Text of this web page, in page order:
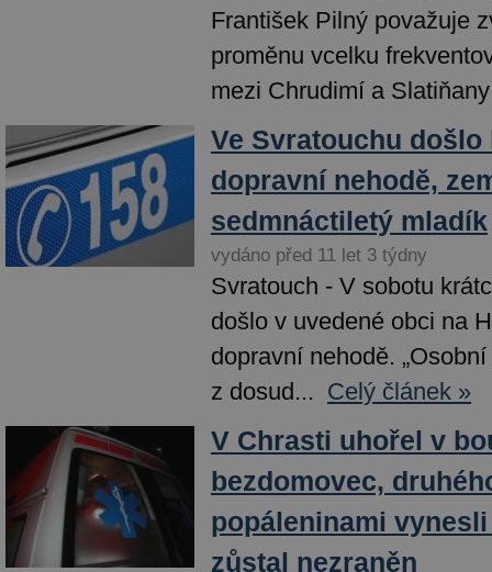
František Pilný považuje
proměnu vcelku
mezi Chrudimí a
Ve Svratouchu
dopravní nehodě,
sedmnáctiletý mladík
vydáno před 11 let 3 týdny
Svratouch - V sobotu
došlo v uvedené obci na
dopravní nehodě.
z dosud... Celý článek »
V Chrasti uhořel v
bezdomovec,
popáleninami
zůstal nezraněn